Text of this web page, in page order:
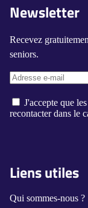
Newsletter
Recevez
seniors.
J'accepte que
recontacter dans le
Liens utiles
Qui sommes-nous ?